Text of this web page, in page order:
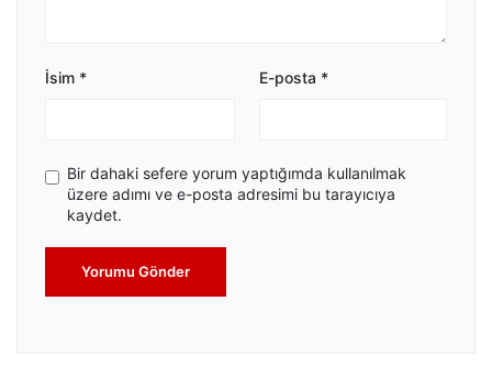
İsim * E-posta *
Bir dahaki sefere yorum yaptığımda kullanılmak
üzere adımı ve e-posta adresimi bu tarayıcıya
kaydet.
Yorumu Gönder